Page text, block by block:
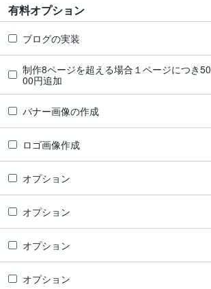
有料オプション
ブログの実装
制作8ページを超える場合１ページにつき50
00円追加
バナー画像の作成
ロゴ画像作成
オプション
オプション
オプション
オプション